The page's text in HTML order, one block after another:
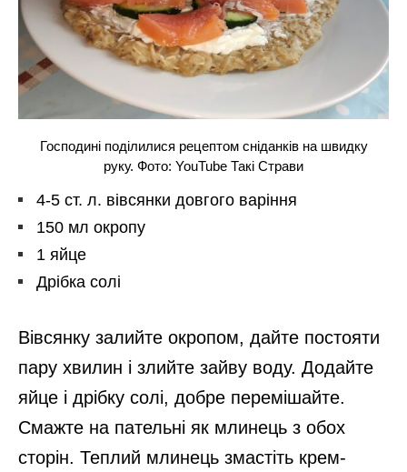
Господині поділилися рецептом сніданків на швидку
руку. Фото: YouTube Такі Страви
4-5 ст. л. вівсянки довгого варіння
150 мл окропу
1 яйце
Дрібка солі
Вівсянку залийте окропом, дайте постояти
пару хвилин і злийте зайву воду. Додайте
яйце і дрібку солі, добре перемішайте.
Смажте на пательні як млинець з обох
сторін. Теплий млинець змастіть крем-